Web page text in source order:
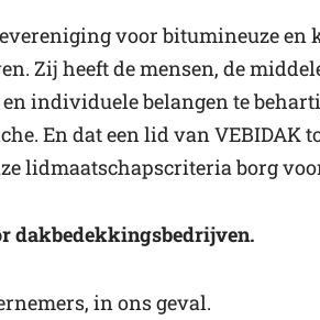
voor bitumineuze en
Zij heeft de mensen, de
individuele belangen te
En dat een lid van VEBIDAK
lidmaatschapscriteria borg
dakbedekkingsbedrijven.
in ons geval.